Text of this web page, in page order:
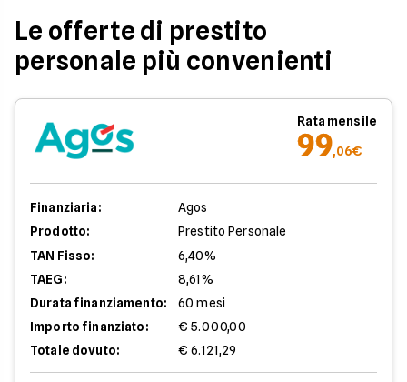
Le offerte di prestito
personale più convenienti
Rata mensile
99,06€
Finanziaria:
Agos
Prodotto:
Prestito Personale
TAN Fisso:
6,40%
TAEG:
8,61%
Durata finanziamento:
60 mesi
Importo finanziato:
€ 5.000,00
Totale dovuto:
€ 6.121,29